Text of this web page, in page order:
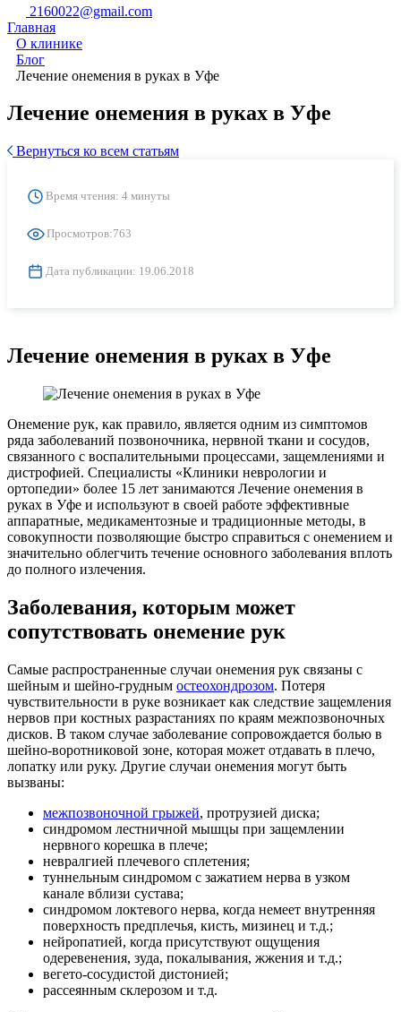
2160022@gmail.com
Главная
О клинике
Блог
Лечение онемения в руках в Уфе
Лечение онемения в руках в Уфе
Вернуться ко всем статьям
Время чтения: 4 минуты
Просмотров:763
Дата публикации: 19.06.2018
Лечение онемения в руках в Уфе
Онемение рук, как правило, является одним из симптомов
ряда заболеваний позвоночника, нервной ткани и сосудов,
связанного с воспалительными процессами, защемлениями и
дистрофией. Специалисты «Клиники неврологии и
ортопедии» более 15 лет занимаются Лечение онемения в
руках в Уфе и используют в своей работе эффективные
аппаратные, медикаментозные и традиционные методы, в
совокупности позволяющие быстро справиться с онемением и
значительно облегчить течение основного заболевания вплоть
до полного излечения.
Заболевания, которым может
сопутствовать онемение рук
Самые распространенные случаи онемения рук связаны с
шейным и шейно-грудным остеохондрозом. Потеря
чувствительности в руке возникает как следствие защемления
нервов при костных разрастаниях по краям межпозвоночных
дисков. В таком случае заболевание сопровождается болью в
шейно-воротниковой зоне, которая может отдавать в плечо,
лопатку или руку. Другие случаи онемения могут быть
вызваны:
межпозвоночной грыжей, протрузией диска;
синдромом лестничной мышцы при защемлении
нервного корешка в плече;
невралгией плечевого сплетения;
туннельным синдромом с зажатием нерва в узком
канале вблизи сустава;
синдромом локтевого нерва, когда немеет внутренняя
поверхность предплечья, кисть, мизинец и т.д.;
нейропатией, когда присутствуют ощущения
одеревенения, зуда, покалывания, жжения и т.д.;
вегето-сосудистой дистонией;
рассеянным склерозом и т.д.